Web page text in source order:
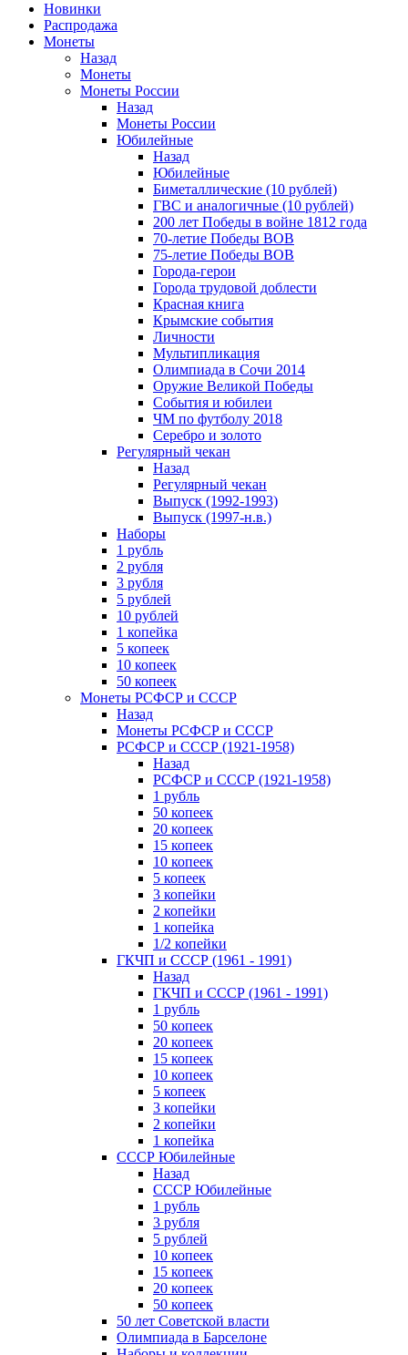
Новинки
Распродажа
Монеты
Назад
Монеты
Монеты России
Назад
Монеты России
Юбилейные
Назад
Юбилейные
Биметаллические (10 рублей)
ГВС и аналогичные (10 рублей)
200 лет Победы в войне 1812 года
70-летие Победы ВОВ
75-летие Победы ВОВ
Города-герои
Города трудовой доблести
Красная книга
Крымские события
Личности
Мультипликация
Олимпиада в Сочи 2014
Оружие Великой Победы
События и юбилеи
ЧМ по футболу 2018
Серебро и золото
Регулярный чекан
Назад
Регулярный чекан
Выпуск (1992-1993)
Выпуск (1997-н.в.)
Наборы
1 рубль
2 рубля
3 рубля
5 рублей
10 рублей
1 копейка
5 копеек
10 копеек
50 копеек
Монеты РСФСР и СССР
Назад
Монеты РСФСР и СССР
РСФСР и СССР (1921-1958)
Назад
РСФСР и СССР (1921-1958)
1 рубль
50 копеек
20 копеек
15 копеек
10 копеек
5 копеек
3 копейки
2 копейки
1 копейка
1/2 копейки
ГКЧП и СССР (1961 - 1991)
Назад
ГКЧП и СССР (1961 - 1991)
1 рубль
50 копеек
20 копеек
15 копеек
10 копеек
5 копеек
3 копейки
2 копейки
1 копейка
СССР Юбилейные
Назад
СССР Юбилейные
1 рубль
3 рубля
5 рублей
10 копеек
15 копеек
20 копеек
50 копеек
50 лет Советской власти
Олимпиада в Барселоне